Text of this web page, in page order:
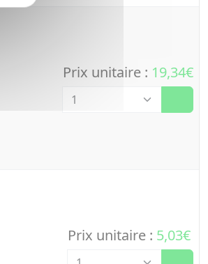
Prix unitaire : 19,34€
Prix unitaire : 5,03€